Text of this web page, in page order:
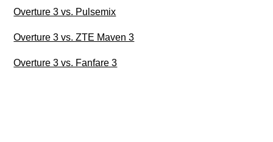
Overture 3 vs. Pulsemix
Overture 3 vs. ZTE Maven 3
Overture 3 vs. Fanfare 3